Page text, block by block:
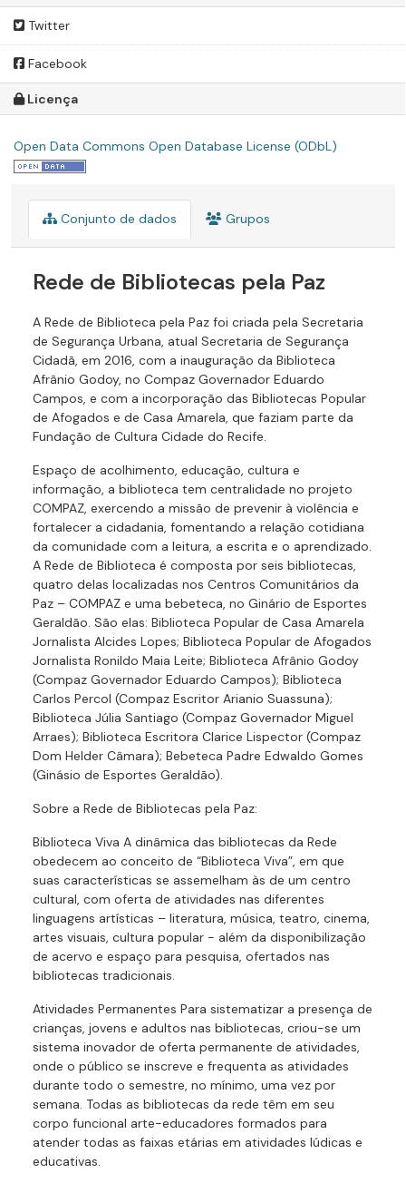
Twitter
Facebook
Licença
Open Data Commons Open Database License (ODbL)
Conjunto de dados Grupos
Rede de Bibliotecas pela Paz
A Rede de Biblioteca pela Paz foi criada pela Secretaria
de Segurança Urbana, atual Secretaria de Segurança
Cidadã, em 2016, com a inauguração da Biblioteca
Afrânio Godoy, no Compaz Governador Eduardo
Campos, e com a incorporação das Bibliotecas Popular
de Afogados e de Casa Amarela, que faziam parte da
Fundação de Cultura Cidade do Recife.
Espaço de acolhimento, educação, cultura e
informação, a biblioteca tem centralidade no projeto
COMPAZ, exercendo a missão de prevenir à violência e
fortalecer a cidadania, fomentando a relação cotidiana
da comunidade com a leitura, a escrita e o aprendizado.
A Rede de Biblioteca é composta por seis bibliotecas,
quatro delas localizadas nos Centros Comunitários da
Paz – COMPAZ e uma bebeteca, no Ginário de Esportes
Geraldão. São elas: Biblioteca Popular de Casa Amarela
Jornalista Alcides Lopes; Biblioteca Popular de Afogados
Jornalista Ronildo Maia Leite; Biblioteca Afrânio Godoy
(Compaz Governador Eduardo Campos); Biblioteca
Carlos Percol (Compaz Escritor Arianio Suassuna);
Biblioteca Júlia Santiago (Compaz Governador Miguel
Arraes); Biblioteca Escritora Clarice Lispector (Compaz
Dom Helder Câmara); Bebeteca Padre Edwaldo Gomes
(Ginásio de Esportes Geraldão).
Sobre a Rede de Bibliotecas pela Paz:
Biblioteca Viva A dinâmica das bibliotecas da Rede
obedecem ao conceito de “Biblioteca Viva”, em que
suas características se assemelham às de um centro
cultural, com oferta de atividades nas diferentes
linguagens artísticas – literatura, música, teatro, cinema,
artes visuais, cultura popular - além da disponibilização
de acervo e espaço para pesquisa, ofertados nas
bibliotecas tradicionais.
Atividades Permanentes Para sistematizar a presença de
crianças, jovens e adultos nas bibliotecas, criou-se um
sistema inovador de oferta permanente de atividades,
onde o público se inscreve e frequenta as atividades
durante todo o semestre, no mínimo, uma vez por
semana. Todas as bibliotecas da rede têm em seu
corpo funcional arte-educadores formados para
atender todas as faixas etárias em atividades lúdicas e
educativas.